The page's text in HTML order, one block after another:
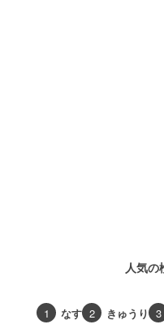
人気の
1 なす 2 きゅうり 3